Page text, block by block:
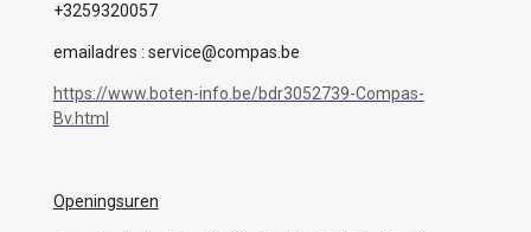
+3259320057
emailadres : service@compas.be
https://www.boten-info.be/bdr3052739-Compas-
Bv.html
Openingsuren